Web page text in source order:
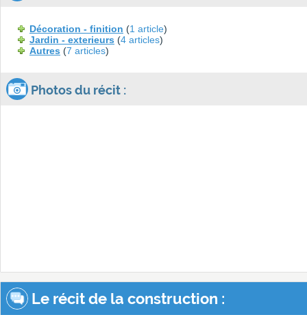
Décoration - finition (1 article)
Jardin - exterieurs (4 articles)
Autres (7 articles)
Photos du récit :
Le récit de la construction :